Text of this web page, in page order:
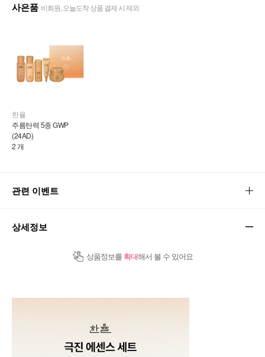
사은품 비회원, 오늘도착 상품 결제 시 제외
한율
주름탄력 5종 GWP
(24AD)
2 개
관련 이벤트
상세정보
상품정보를 확대해서 볼 수 있어요